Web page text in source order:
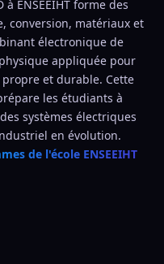
à ENSEEIHT forme des
conversion, matériaux et
électronique de
appliquée pour
et durable. Cette
les étudiants à
systèmes électriques
en évolution.
de l'école ENSEEIHT